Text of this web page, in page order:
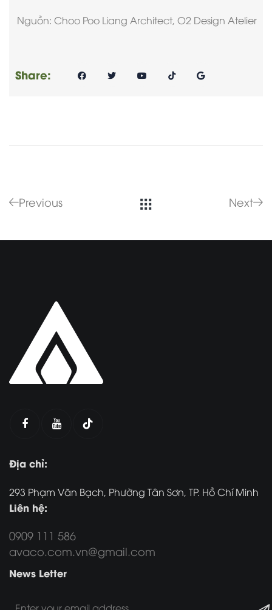
Nguồn: Choo Poo Liang Architect, O2 Design Atelier
Share:
Previous Next
Địa chỉ:
293 Phạm Văn Bạch, Phường Tân Sơn, TP. Hồ Chí Minh
Liên hệ:
0909 111 586
avaco.com.vn@gmail.com
News Letter